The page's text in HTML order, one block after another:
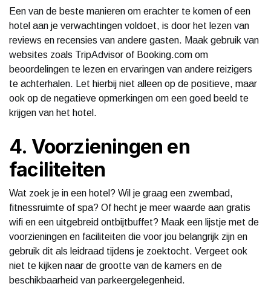
Een van de beste manieren om erachter te komen of een
hotel aan je verwachtingen voldoet, is door het lezen van
reviews en recensies van andere gasten. Maak gebruik van
websites zoals TripAdvisor of Booking.com om
beoordelingen te lezen en ervaringen van andere reizigers
te achterhalen. Let hierbij niet alleen op de positieve, maar
ook op de negatieve opmerkingen om een goed beeld te
krijgen van het hotel.
4. Voorzieningen en
faciliteiten
Wat zoek je in een hotel? Wil je graag een zwembad,
fitnessruimte of spa? Of hecht je meer waarde aan gratis
wifi en een uitgebreid ontbijtbuffet? Maak een lijstje met de
voorzieningen en faciliteiten die voor jou belangrijk zijn en
gebruik dit als leidraad tijdens je zoektocht. Vergeet ook
niet te kijken naar de grootte van de kamers en de
beschikbaarheid van parkeergelegenheid.